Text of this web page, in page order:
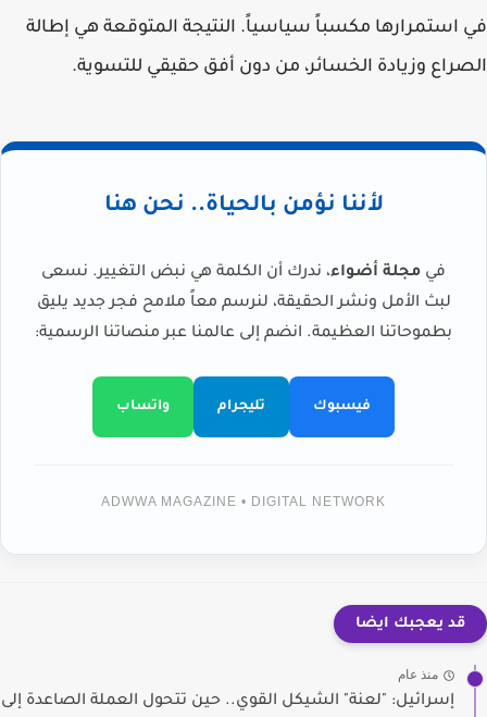
في استمرارها مكسباً سياسياً. النتيجة المتوقعة هي إطالة
الصراع وزيادة الخسائر، من دون أفق حقيقي للتسوية.
لأننا نؤمن بالحياة.. نحن هنا
في مجلة أضواء، ندرك أن الكلمة هي نبض التغيير. نسعى
لبث الأمل ونشر الحقيقة، لنرسم معاً ملامح فجر جديد يليق
بطموحاتنا العظيمة. انضم إلى عالمنا عبر منصاتنا الرسمية:
فيسبوك تليجرام واتساب
ADWWA MAGAZINE • DIGITAL NETWORK
قد يعجبك ايضا
منذ عام
إسرائيل: "لعنة" الشيكل القوي.. حين تتحول العملة الصاعدة إلى